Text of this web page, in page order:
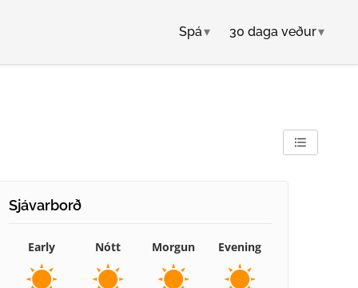
Spá▾ 30 daga veður▾
Sjávarborð
Early Nótt Morgun Evening